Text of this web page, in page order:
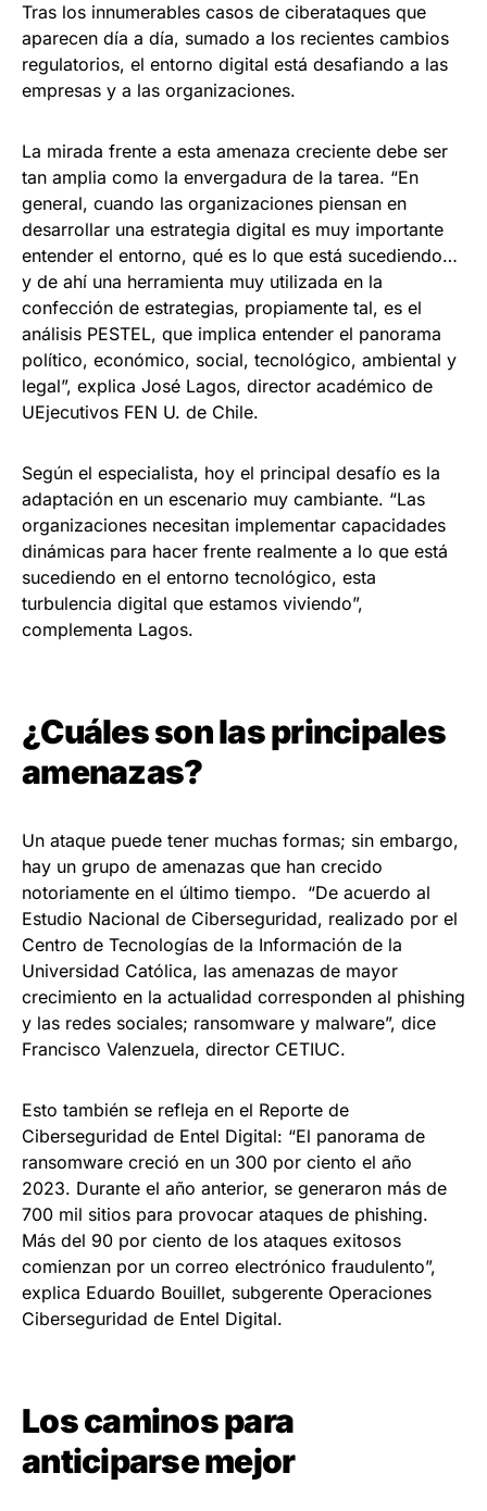
Tras los innumerables casos de ciberataques que
aparecen día a día, sumado a los recientes cambios
regulatorios, el entorno digital está desafiando a las
empresas y a las organizaciones.
La mirada frente a esta amenaza creciente debe ser
tan amplia como la envergadura de la tarea. “En
general, cuando las organizaciones piensan en
desarrollar una estrategia digital es muy importante
entender el entorno, qué es lo que está sucediendo…
y de ahí una herramienta muy utilizada en la
confección de estrategias, propiamente tal, es el
análisis PESTEL, que implica entender el panorama
político, económico, social, tecnológico, ambiental y
legal”, explica José Lagos, director académico de
UEjecutivos FEN U. de Chile.
Según el especialista, hoy el principal desafío es la
adaptación en un escenario muy cambiante. “Las
organizaciones necesitan implementar capacidades
dinámicas para hacer frente realmente a lo que está
sucediendo en el entorno tecnológico, esta
turbulencia digital que estamos viviendo”,
complementa Lagos.
¿Cuáles son las principales
amenazas?
Un ataque puede tener muchas formas; sin embargo,
hay un grupo de amenazas que han crecido
notoriamente en el último tiempo. “De acuerdo al
Estudio Nacional de Ciberseguridad, realizado por el
Centro de Tecnologías de la Información de la
Universidad Católica, las amenazas de mayor
crecimiento en la actualidad corresponden al phishing
y las redes sociales; ransomware y malware”, dice
Francisco Valenzuela, director CETIUC.
Esto también se refleja en el Reporte de
Ciberseguridad de Entel Digital: “El panorama de
ransomware creció en un 300 por ciento el año
2023. Durante el año anterior, se generaron más de
700 mil sitios para provocar ataques de phishing.
Más del 90 por ciento de los ataques exitosos
comienzan por un correo electrónico fraudulento”,
explica Eduardo Bouillet, subgerente Operaciones
Ciberseguridad de Entel Digital.
Los caminos para
anticiparse mejor